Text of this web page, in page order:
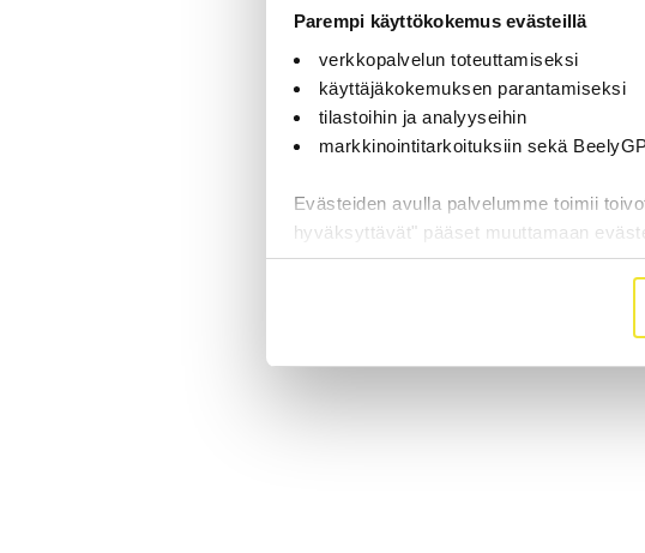
Parempi käyttökokemus evästeillä
verkkopalvelun toteuttamiseksi
käyttäjäkokemuksen parantamiseksi
tilastoihin ja analyyseihin
markkinointitarkoituksiin sekä
Evästeiden avulla palvelumme toimii
hyväksyttävät" pääset muuttamaan